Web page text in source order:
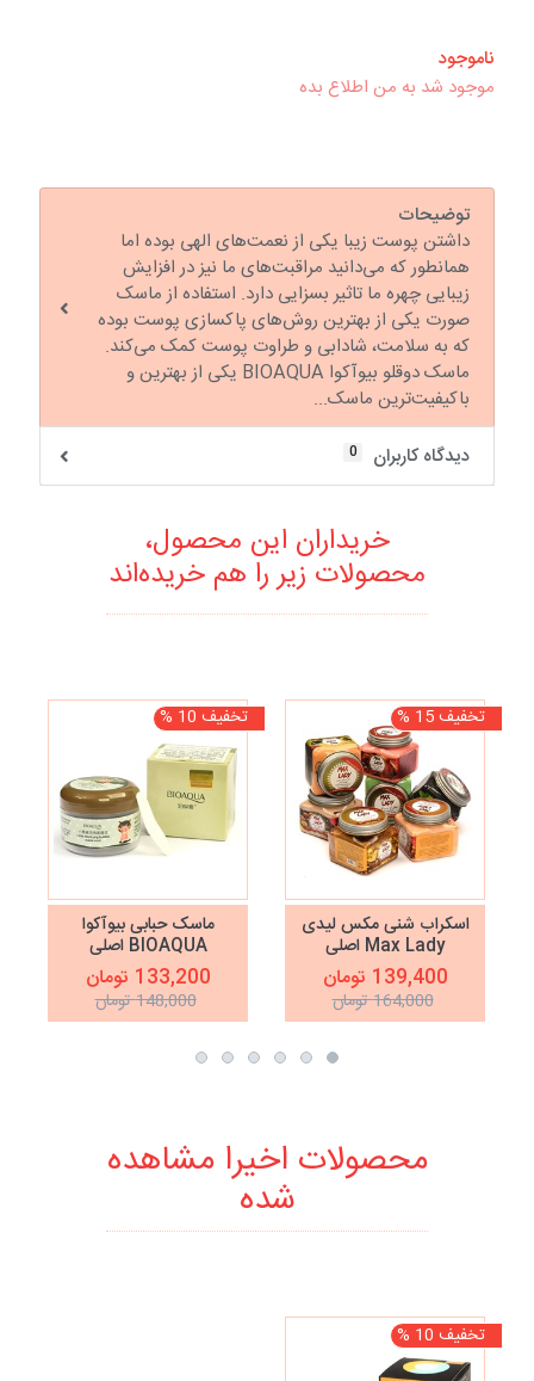
ناموجود
موجود شد به من اطلاع بده
توضیحات
داشتن پوست زیبا یکی از نعمت‌های الهی بوده اما
همانطور که می‌دانید مراقبت‌های ما نیز در افزایش
زیبایی چهره ما تاثیر بسزایی دارد. استفاده از ماسک
صورت یکی از بهترین روش‌های پاکسازی پوست بوده
که به سلامت، شادابی و طراوت پوست کمک می‌کند.
ماسک دوقلو بیوآکوا BIOAQUA یکی از بهترین و
باکیفیت‌ترین ماسک‌...
دیدگاه کاربران
0
خریداران این محصول،
محصولات زیر را هم خریده‌اند
تخفیف 15 %
اسکراب شنی مکس لیدی
Max Lady اصلی
139,400 تومان
164,000 تومان
تخفیف 10 %
ماسک حبابی بیوآکوا
BIOAQUA اصلی
133,200 تومان
148,000 تومان
محصولات اخیرا مشاهده
شده
تخفیف 10 %